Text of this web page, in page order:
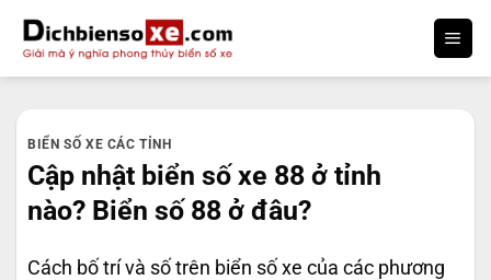
qua
nội
BIỂN SỐ XE CÁC TỈNH
Cập nhật biển số xe 88 ở tỉnh
nào? Biển số 88 ở đâu?
Cách bố trí và số trên biển số xe của các phương